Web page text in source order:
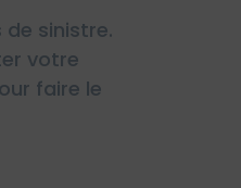
sinistre.
votre
faire le